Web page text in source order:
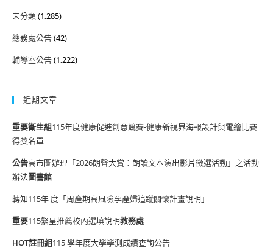
未分類(1,285)
總務處公告(42)
輔導室公告(1,222)
近期文章
重要衛生組115年度健康促進創意競賽-健康新視界海報設計與電繪比賽
得獎名單
公告高市圖辦理「2026朗聲大賞：朗讀文本演出影片徵選活動」之活動
辦法圖書館
轉知115年 度「周產期高風險孕產婦追蹤關懷計畫說明」
重要115繁星推薦校內選填說明教務處
HOT註冊組115 學年度大學學測成績查詢公告